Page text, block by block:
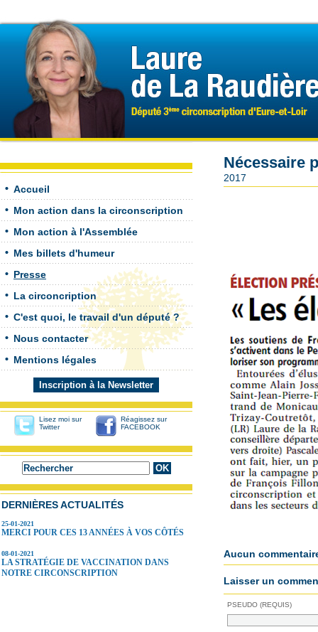
Accueil
Mon action dans la circonscription
Mon action à l'Assemblée
Mes billets d'humeur
Presse
La circoncription
C'est quoi, le travail d'un député ?
Nous contacter
Mentions légales
Inscription à la Newsletter
Lisez moi sur
Twitter
Réagissez sur
FACEBOOK
DERNIÈRES ACTUALITÉS
25-01-2021
MERCI POUR CES 13 ANNÉES À VOS CÔTÉS
08-01-2021
LA STRATÉGIE DE VACCINATION DANS
NOTRE CIRCONSCRIPTION
Nécessaire
2017
Aucun
Laisser un
PSEUDO (REQUIS)